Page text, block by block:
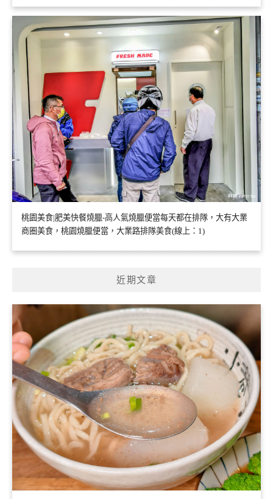
桃園美食|肥美快餐燒臘-高人氣燒臘便當每天都在排隊，大有大業
商圈美食，桃園燒臘便當，大業路排隊美食(線上：1)
近期文章